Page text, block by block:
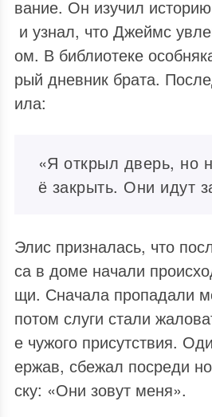
вание. Он изучил
и узнал, что Джеймс
ом. В библиотеке
рый дневник брата.
ила:
«Я открыл дверь, но
ё закрыть. Они идут
Элис призналась, что
са в доме начали
щи. Сначала пропадали
потом слуги стали
е чужого присутствия.
ержав, сбежал посреди
ску: «Они зовут меня».